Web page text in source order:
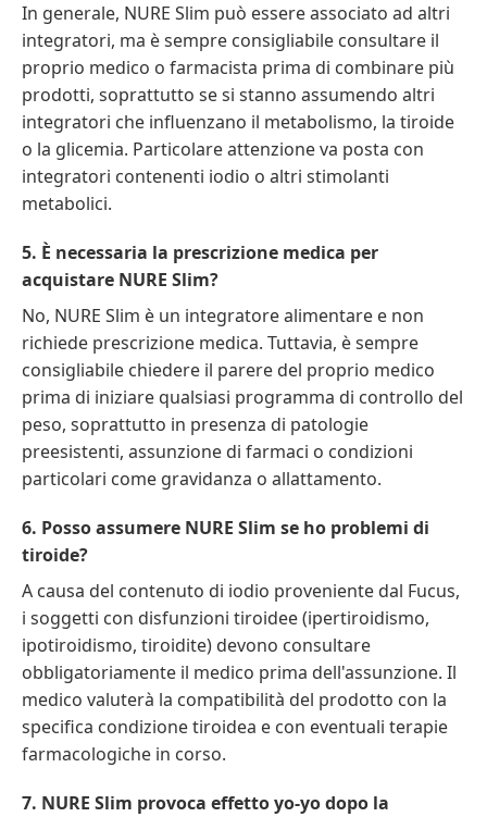
In generale, NURE Slim può essere associato ad altri
integratori, ma è sempre consigliabile consultare il
proprio medico o farmacista prima di combinare più
prodotti, soprattutto se si stanno assumendo altri
integratori che influenzano il metabolismo, la tiroide
o la glicemia. Particolare attenzione va posta con
integratori contenenti iodio o altri stimolanti
metabolici.
5. È necessaria la prescrizione medica per
acquistare NURE Slim?
No, NURE Slim è un integratore alimentare e non
richiede prescrizione medica. Tuttavia, è sempre
consigliabile chiedere il parere del proprio medico
prima di iniziare qualsiasi programma di controllo del
peso, soprattutto in presenza di patologie
preesistenti, assunzione di farmaci o condizioni
particolari come gravidanza o allattamento.
6. Posso assumere NURE Slim se ho problemi di
tiroide?
A causa del contenuto di iodio proveniente dal Fucus,
i soggetti con disfunzioni tiroidee (ipertiroidismo,
ipotiroidismo, tiroidite) devono consultare
obbligatoriamente il medico prima dell'assunzione. Il
medico valuterà la compatibilità del prodotto con la
specifica condizione tiroidea e con eventuali terapie
farmacologiche in corso.
7. NURE Slim provoca effetto yo-yo dopo la